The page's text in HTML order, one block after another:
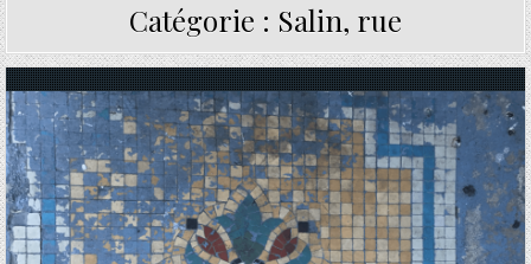
Catégorie : Salin, rue
Posted in